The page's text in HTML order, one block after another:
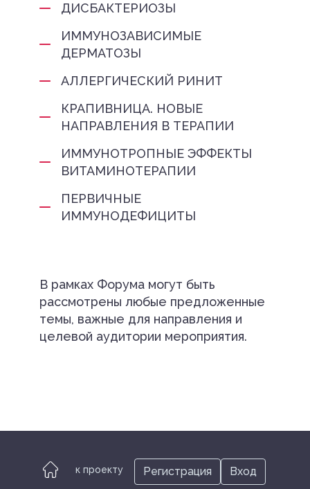
ДИСБАКТЕРИОЗЫ
ИММУНОЗАВИСИМЫЕ
ДЕРМАТОЗЫ
АЛЛЕРГИЧЕСКИЙ РИНИТ
КРАПИВНИЦА. НОВЫЕ
НАПРАВЛЕНИЯ В ТЕРАПИИ
ИММУНОТРОПНЫЕ ЭФФЕКТЫ
ВИТАМИНОТЕРАПИИ
ПЕРВИЧНЫЕ
ИММУНОДЕФИЦИТЫ
В рамках Форума могут быть
рассмотрены любые предложенные
темы, важные для направления и
целевой аудитории мероприятия.
к проекту Регистрация Вход